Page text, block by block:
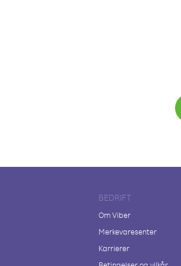
BEDRIFT
Om Viber
Merkevaresenter
Karrierer